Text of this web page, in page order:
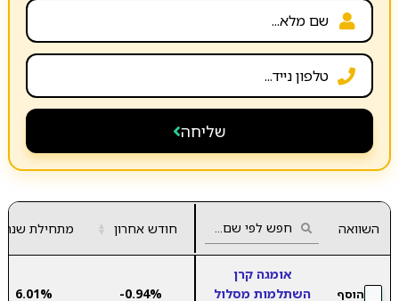
שליחה
השוואה חודש אחרון ▲
▼ מתחילת שנה
הוסף
אומגה קרן
השתלמות מסלול
-0.94%
6.01%